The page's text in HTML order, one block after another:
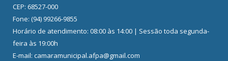
CEP: 68527-000
Fone: (94) 99266-9855
Horário de atendimento: 08:00 às 14:00 | Sessão toda segunda-
feira às 19:00h
E-mail: camaramunicipal.afpa@gmail.com